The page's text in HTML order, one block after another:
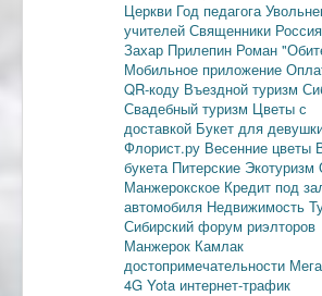
Церкви Год педагога
учителей Священники Россия
Захар Прилепин Роман
Мобильное приложение
QR-коду Въездной туризм
Свадебный туризм Цветы с
доставкой Букет для
Флорист.ру Весенние цветы
букета Питерские Экотуризм
Манжерокское Кредит под
автомобиля Недвижимость
Сибирский форум риэлторов
Манжерок Камлак
достопримечательности
4G Yota интернет-трафик